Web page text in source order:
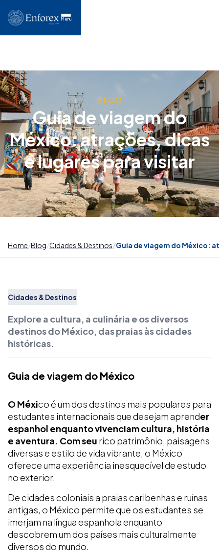
Menu
BLOG
Guia de viagem do
México: atrações, dicas
e lugares para visitar
Home Blog Cidades & Destinos Guia de viagem do México:
Cidades & Destinos
Explore a cultura, a culinária e os diversos
destinos do México, das praias às cidades
históricas.
Guia de viagem do México
O México é um dos destinos mais populares para
estudantes internacionais que desejam aprender
espanhol enquanto vivenciam cultura, história
e aventura. Com seu rico patrimônio, paisagens
diversas e estilo de vida vibrante, o México
oferece uma experiência inesquecível de estudo
no exterior.
De cidades coloniais a praias caribenhas e ruínas
antigas, o México permite que os estudantes se
imerjam na língua espanhola enquanto
descobrem um dos países mais culturalmente
diversos do mundo.